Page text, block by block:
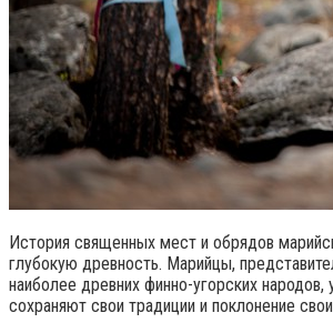
История священных мест и обрядов
глубокую древность. Марийцы,
наиболее древних финно-угорских народов,
сохраняют свои традиции и поклонение